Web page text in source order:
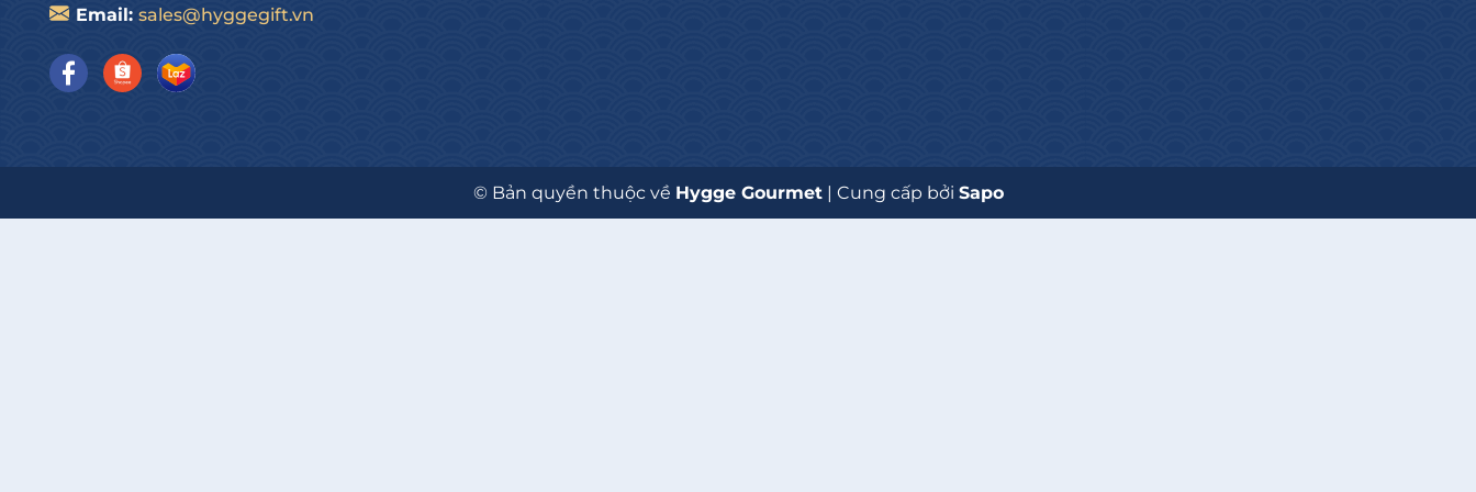
1. Kẹo C&H 100g Selected Moments:
cây nguyên chất 100%, đặc biệt không chứa đường hoá học, không chất tạo màu, đảm bảo an toàn tuyệt đối cho người sử dụng, giúp bổ sung vitamin và
Email: sales@hyggegift.vn
© Bản quyền thuộc về Hygge Gourmet | Cung cấp bởi Sapo